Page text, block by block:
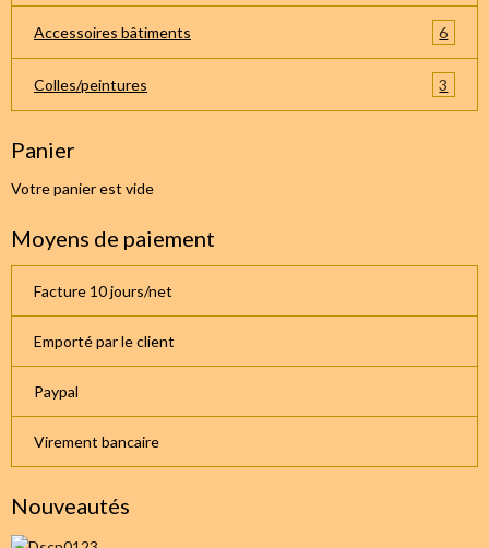
Accessoires bâtiments 6
Colles/peintures 3
Panier
Votre panier est vide
Moyens de paiement
Facture 10 jours/net
Emporté par le client
Paypal
Virement bancaire
Nouveautés